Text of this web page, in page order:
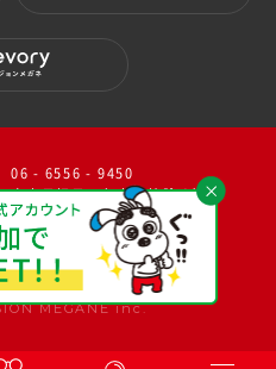
06 - 6556 - 9450
土日祝日・年末年始除く）
MEGANE inc.
instagram youtube